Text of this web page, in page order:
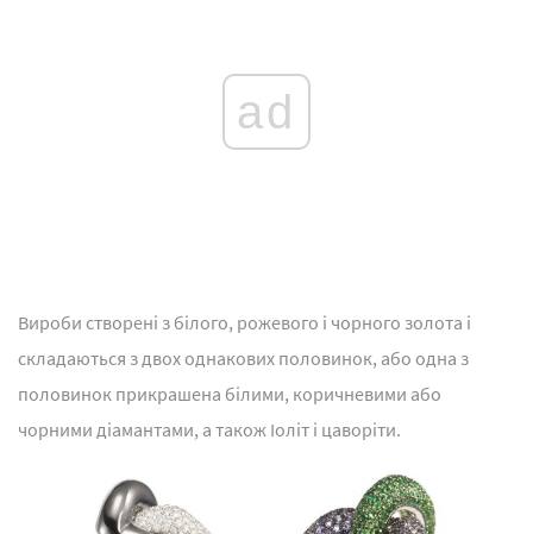
ad
Вироби створені з білого, рожевого і чорного золота і
складаються з двох однакових половинок, або одна з
половинок прикрашена білими, коричневими або
чорними діамантами, а також Іоліт і цаворіти.